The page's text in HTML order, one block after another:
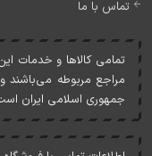
تماس با ما
تمامی کالاها و خدمات
مراجع مربوطه می‌باشند
جمهوری اسلامی ايران